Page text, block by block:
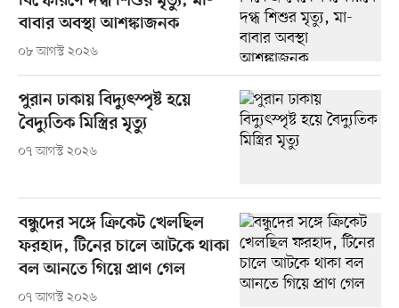
বাবার অবস্থা আশঙ্কাজনক
০৮ আগস্ট ২০২৬
পুরান ঢাকায় বিদ্যুৎস্পৃষ্ট হয়ে
বৈদ্যুতিক মিস্ত্রির মৃত্যু
০৭ আগস্ট ২০২৬
বন্ধুদের সঙ্গে ক্রিকেট খেলছিল
ফরহাদ, টিনের চালে আটকে থাকা
বল আনতে গিয়ে প্রাণ গেল
০৭ আগস্ট ২০২৬